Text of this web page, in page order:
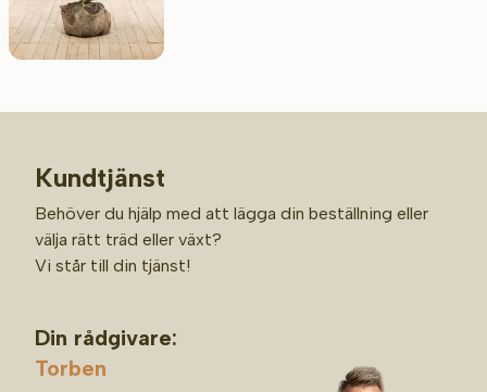
Kundtjänst
Behöver du hjälp med att lägga din beställning eller
välja rätt träd eller växt?
Vi står till din tjänst!
Din rådgivare:
Torben